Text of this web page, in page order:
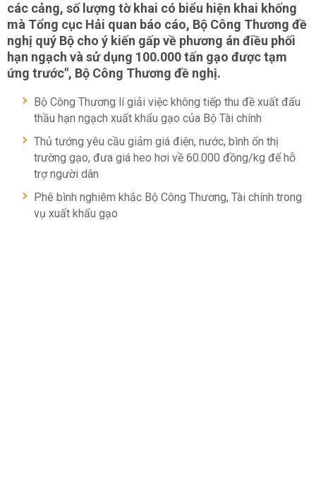
các cảng, số lượng tờ khai có biểu hiện khai khống
mà Tổng cục Hải quan báo cáo, Bộ Công Thương đề
nghị quý Bộ cho ý kiến gấp về phương án điều phối
hạn ngạch và sử dụng 100.000 tấn gạo được tạm
ứng trước", Bộ Công Thương đề nghị.
Bộ Công Thương lí giải việc không tiếp thu đề xuất đấu
thầu hạn ngạch xuất khẩu gạo của Bộ Tài chính
Thủ tướng yêu cầu giảm giá điện, nước, bình ổn thị
trường gạo, đưa giá heo hơi về 60.000 đồng/kg để hỗ
trợ người dân
Phê bình nghiêm khắc Bộ Công Thương, Tài chính trong
vụ xuất khẩu gạo